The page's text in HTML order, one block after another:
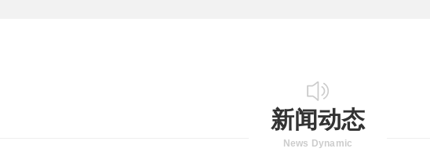
新闻动态
News Dynamic